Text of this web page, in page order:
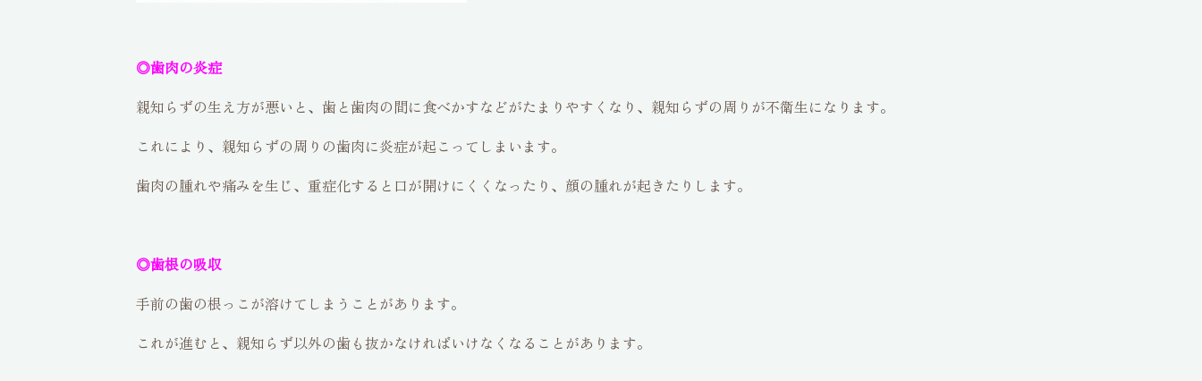
◎歯肉の炎症
親知らずの生え方が悪いと、歯と歯肉の間に食べかすなどがたまりやすくなり、親知らずの周りが不衛生になります。
これにより、親知らずの周りの歯肉に炎症が起こってしまいます。
歯肉の腫れや痛みを生じ、重症化すると口が開けにくくなったり、顔の腫れが起きたりします。
◎歯根の吸収
手前の歯の根っこが溶けてしまうことがあります。
これが進むと、親知らず以外の歯も抜かなければいけなくなることがあります。